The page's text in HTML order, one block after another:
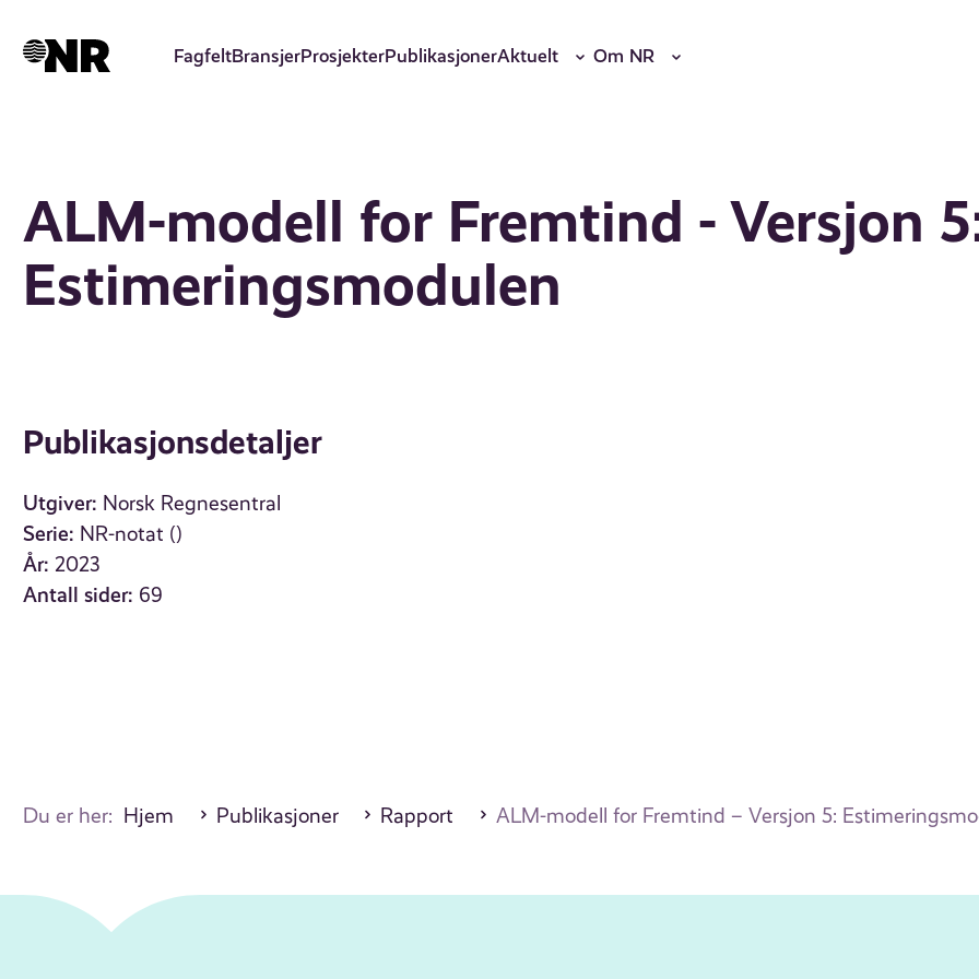
hovedinnhold
FagfeltBransjerProsjekterPublikasjonerAktuelt Om NR
ALM-modell for Fremtind - Versjon
Estimeringsmodulen
Publikasjonsdetaljer
Utgiver: Norsk Regnesentral
Serie: NR-notat ()
År: 2023
Antall sider: 69
Du er her: Hjem Publikasjoner Rapport ALM-modell for Fremtind – Versjon 5: